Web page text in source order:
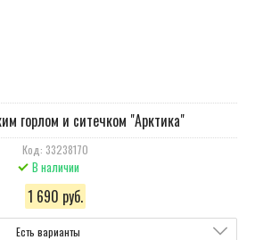
горлом и ситечком "Арктика"
Код: 33238170
В наличии
1 690 руб.
Есть варианты